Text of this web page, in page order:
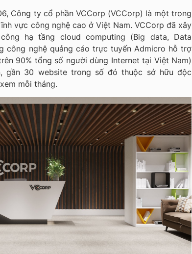
Công ty cổ phần VCCorp (VCCorp) là một trong
vực công nghệ cao ở Việt Nam. VCCorp đã xây
hạ tầng cloud computing (Big data, Data
công nghệ quảng cáo trực tuyến Admicro hỗ trợ
90% tổng số người dùng Internet tại Việt Nam)
gần 30 website trong số đó thuộc sở hữu độc
mỗi tháng.